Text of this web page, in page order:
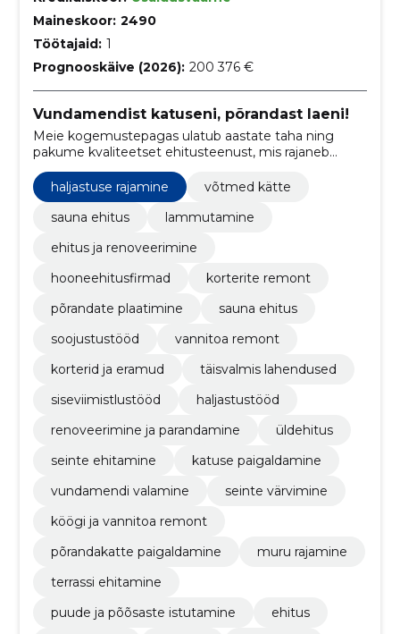
Maineskoor: 2490
Töötajaid: 1
Prognooskäive (2026): 200 376 €
Vundamendist katuseni, põrandast laeni!
Meie kogemustepagas ulatub aastate taha ning
pakume kvaliteetset ehitusteenust, mis rajaneb
pühendumusel, professionaalsusel ja klientide
rahulolul.
haljastuse rajamine
võtmed kätte
sauna ehitus
lammutamine
ehitus ja renoveerimine
hooneehitusfirmad
korterite remont
põrandate plaatimine
sauna ehitus
soojustustööd
vannitoa remont
korterid ja eramud
täisvalmis lahendused
siseviimistlustööd
haljastustööd
renoveerimine ja parandamine
üldehitus
seinte ehitamine
katuse paigaldamine
vundamendi valamine
seinte värvimine
köögi ja vannitoa remont
põrandakatte paigaldamine
muru rajamine
terrassi ehitamine
puude ja põõsaste istutamine
ehitus